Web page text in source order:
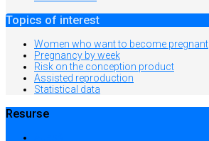
Topics of interest
Women who want to become pregnant
Pregnancy by week
Risk on the conception product
Assisted reproduction
Statistical data
Resurse